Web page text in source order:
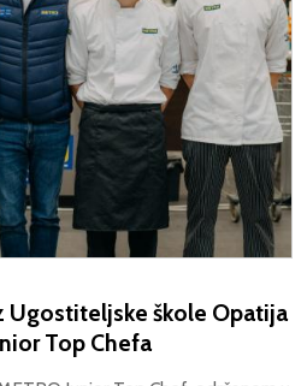
Ugostiteljske škole Opatija
Top Chefa